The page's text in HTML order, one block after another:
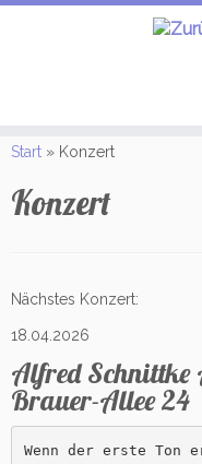
Inhalt
Start » Konzert
Konzert
Nächstes Konzert:
18.04.2026
Alfred
Brauer-Allee
Wenn der erste Ton